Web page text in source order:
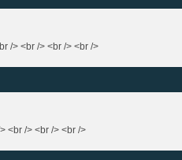
/> <br /> <br /> <br />
<br /> <br /> <br />